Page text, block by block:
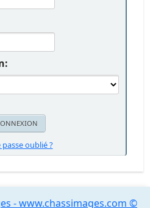
oublié ?
- www.chassimages.com ©